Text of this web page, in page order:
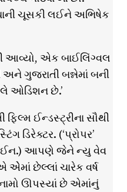
ચૂસકી લઈને અભિષેક
આવ્યો, એક બાઈલિંગ્વલ
અને ગુજરાતી બન્નેમાં બની
ઓડિશન છે.’
ઈન્ડસ્ટ્રીના સૌથી
ડિરેક્ટર. (‘પ્રોપર’
આપણે જેને ન્યુ વેવ
છેલ્લાં ચારેક વર્ષ
ઊપસ્યાં છે એમાંનું